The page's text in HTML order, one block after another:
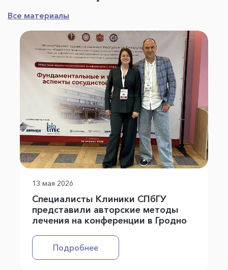
Все материалы
13 мая 2026
Специалисты Клиники СПбГУ
представили авторские методы
лечения на конференции в Гродно
Подробнее